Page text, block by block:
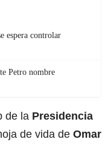
espera controlar
Petro nombre
de la Presidencia
de vida de Omar